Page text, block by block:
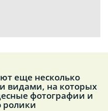
еще несколько
видами, на которых
фотографии и
ролики